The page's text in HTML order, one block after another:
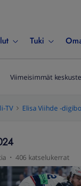
Tuki
Viimeisimmät
TV Elisa Viihde -
406 katselukerrat